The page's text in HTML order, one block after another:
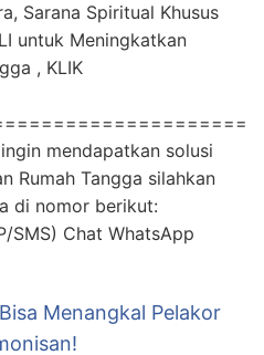
Sarana Spiritual Khusus
untuk Meningkatkan
, KLIK
mendapatkan solusi
Rumah Tangga silahkan
di nomor berikut:
SMS) Chat WhatsApp
Menangkal Pelakor